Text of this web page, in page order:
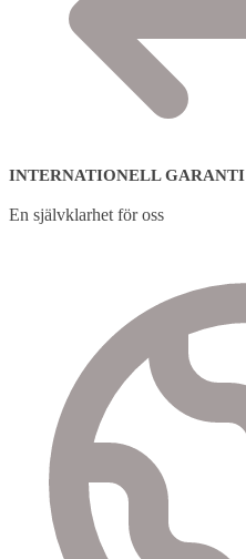
INTERNATIONELL GARANTI
En självklarhet för oss